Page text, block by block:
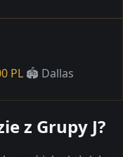
PL 🏟️ Dallas
z Grupy J?